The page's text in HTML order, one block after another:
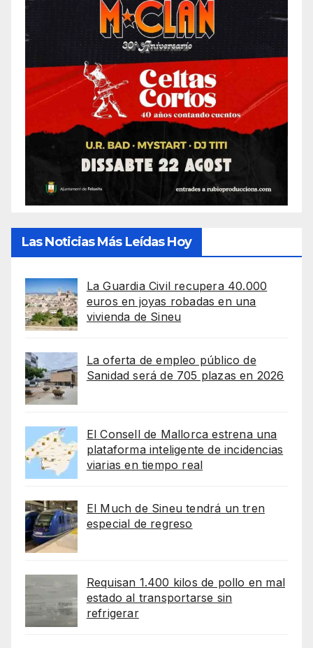
Las Noticias Más Leídas Hoy
La Guardia Civil recupera 40.000
euros en joyas robadas en una
vivienda de Sineu
La oferta de empleo público de
Sanidad será de 705 plazas en 2026
El Consell de Mallorca estrena una
plataforma inteligente de incidencias
viarias en tiempo real
El Much de Sineu tendrá un tren
especial de regreso
Requisan 1.400 kilos de pollo en mal
estado al transportarse sin
refrigerar